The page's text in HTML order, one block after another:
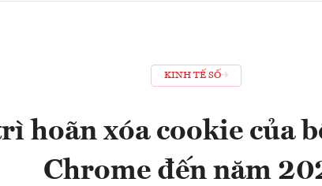
KINH TẾ SỐ
hoãn xóa cookie của
Chrome đến năm